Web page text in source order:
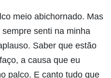
meio abichornado. Mas
senti na minha
Saber que estão
a causa que eu
palco. E canto tudo que